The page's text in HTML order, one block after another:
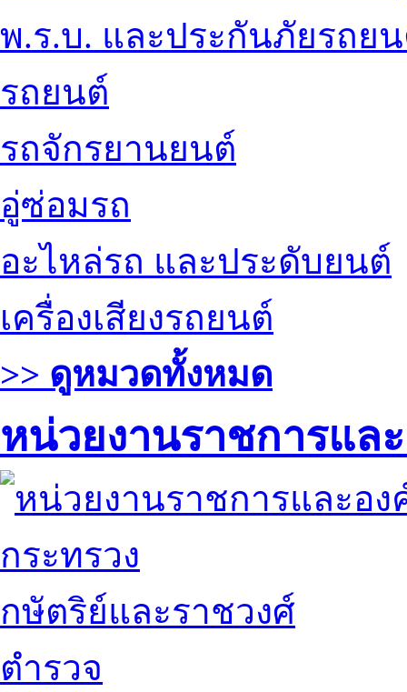
พ.ร.บ. และประกันภัยรถย
รถยนต์
รถจักรยานยนต์
อู่ซ่อมรถ
อะไหล่รถ และประดับยนต์
เครื่องเสียงรถยนต์
>> ดูหมวดทั้งหมด
หน่วยงานราชการแล
กระทรวง
กษัตริย์และราชวงศ์
ตำรวจ